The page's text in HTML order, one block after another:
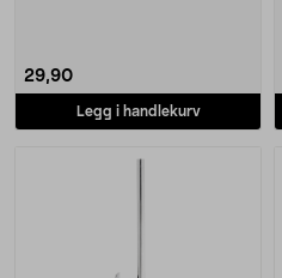
29,90
Legg i handlekurv